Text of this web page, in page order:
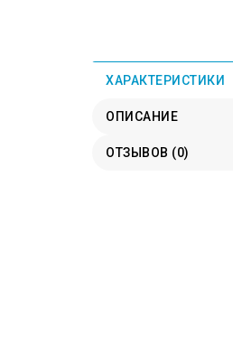
ХАРАКТЕРИСТИКИ
ОПИСАНИЕ
ОТЗЫВОВ (0)